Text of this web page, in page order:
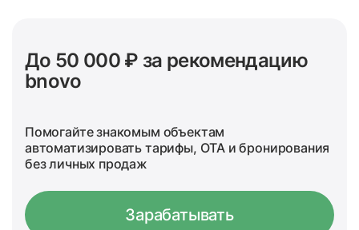
До 50 000 ₽ за рекомендацию
bnovo
Помогайте знакомым объектам
автоматизировать тарифы, OTA и бронирования
без личных продаж
Зарабатывать